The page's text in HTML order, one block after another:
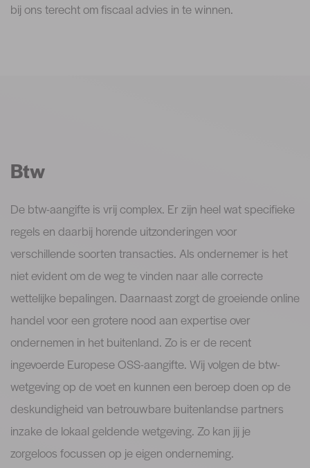
bij ons terecht om fiscaal advies in te winnen.
Btw
De btw-aangifte is vrij complex. Er zijn heel wat specifieke
regels en daarbij horende uitzonderingen voor
verschillende soorten transacties. Als ondernemer is het
niet evident om de weg te vinden naar alle correcte
wettelijke bepalingen. Daarnaast zorgt de groeiende online
handel voor een grotere nood aan expertise over
ondernemen in het buitenland. Zo is er de recent
ingevoerde Europese OSS-aangifte. Wij volgen de btw-
wetgeving op de voet en kunnen een beroep doen op de
deskundigheid van betrouwbare buitenlandse partners
inzake de lokaal geldende wetgeving. Zo kan jij je
zorgeloos focussen op je eigen onderneming.